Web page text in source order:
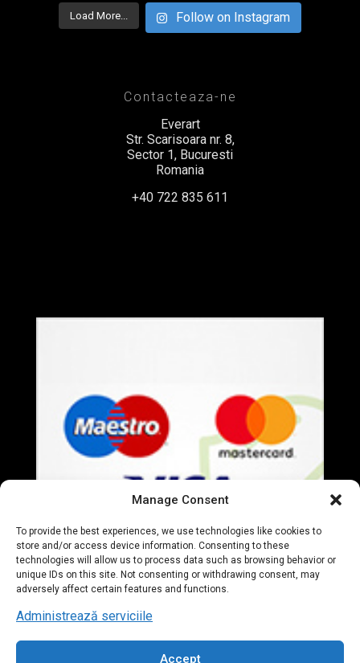
Manage Consent
To provide the best experiences, we use technologies like cookies to
store and/or access device information. Consenting to these
technologies will allow us to process data such as browsing behavior or
unique IDs on this site. Not consenting or withdrawing consent, may
adversely affect certain features and functions.
Administrează serviciile
Accept
Load More... Follow on Instagram
Contacteaza-ne
Everart
Str. Scarisoara nr. 8,
Sector 1, Bucuresti
Romania
+40 722 835 611